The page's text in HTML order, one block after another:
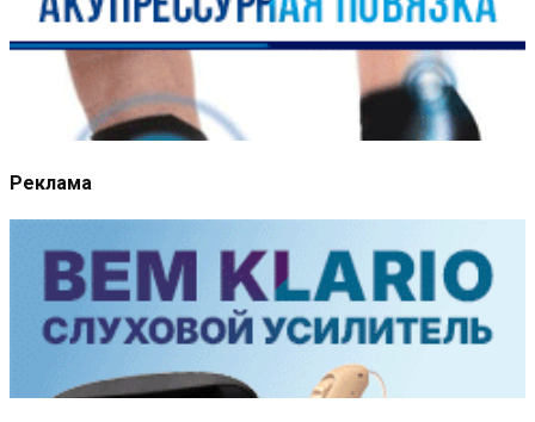
Реклама